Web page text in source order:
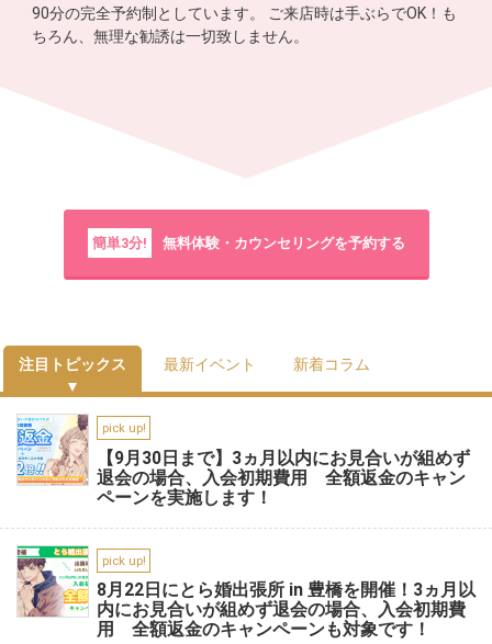
90分の完全予約制としています。 ご来店時は手ぶらでOK！も
ちろん、無理な勧誘は一切致しません。
簡単3分! 無料体験・カウンセリングを予約する
注目トピックス 最新イベント 新着コラム
pick up!
【9月30日まで】3ヵ月以内にお見合いが組めず
退会の場合、入会初期費用 全額返金のキャン
ペーンを実施します！
pick up!
8月22日にとら婚出張所 in 豊橋を開催！3ヵ月以
内にお見合いが組めず退会の場合、入会初期費
用 全額返金のキャンペーンも対象です！